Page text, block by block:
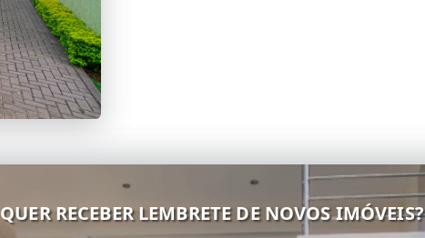
QUER RECEBER LEMBRETE DE NOVOS IMÓVEIS?